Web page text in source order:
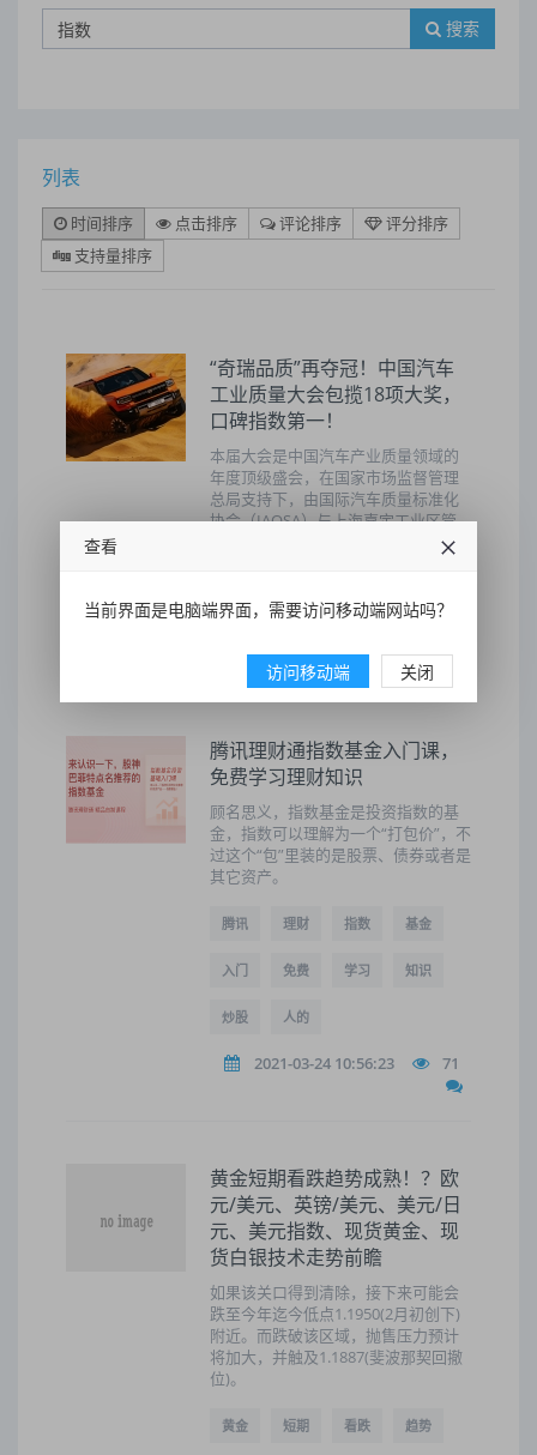
搜索
列表
时间排序 点击排序 评论排序
评分排序
支持量排序
“奇瑞品质”再夺冠！中国汽车
工业质量大会包揽18项大奖，
口碑指数第一！
本届大会是中国汽车产业质量领域的
年度顶级盛会，在国家市场监督管理
总局支持下，由国际汽车质量标准化
协会（IAQSA）与上海嘉定工业区管
腾讯理财通指数基金入门课，
免费学习理财知识
顾名思义，指数基金是投资指数的基
金，指数可以理解为一个“打包价”，不
过这个“包”里装的是股票、债券或者是
其它资产。
腾讯 理财 指数 基金
入门 免费 学习 知识
炒股 人的
2021-03-24 10:56:23 71
黄金短期看跌趋势成熟！？欧
元/美元、英镑/美元、美元/日
元、美元指数、现货黄金、现
货白银技术走势前瞻
如果该关口得到清除，接下来可能会
跌至今年迄今低点1.1950(2月初创下)
附近。而跌破该区域，抛售压力预计
将加大，并触及1.1887(斐波那契回撤
位)。
黄金 短期 看跌 趋势
查看
当前界面是电脑端界面，需要访问移动端网站吗？
访问移动端 关闭